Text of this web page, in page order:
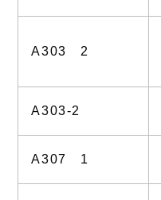
A303 2
A303-2
A307 1